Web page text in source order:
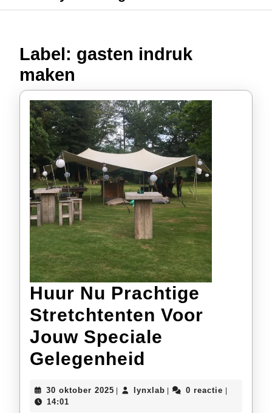
Label: gasten indruk
maken
Huur Nu Prachtige
Stretchtenten Voor
Jouw Speciale
Gelegenheid
Prachtige
30 oktober 2025 30
lynxlablynxlab0 reactie
14:01